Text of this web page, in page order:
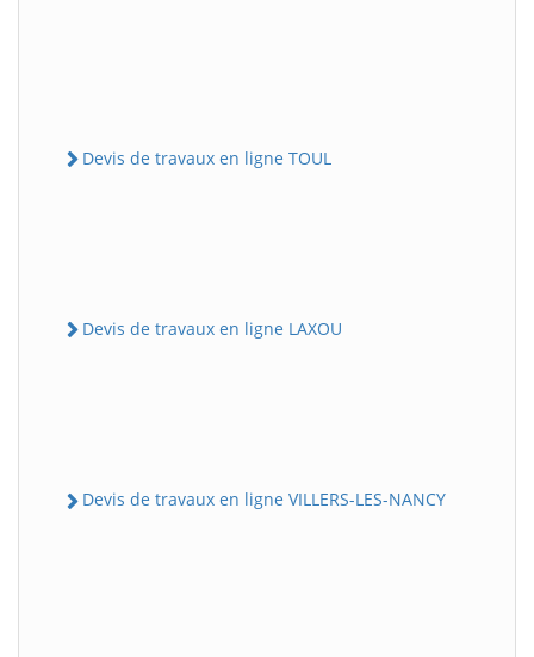
Devis de travaux en ligne TOUL
Devis de travaux en ligne LAXOU
Devis de travaux en ligne VILLERS-LES-NANCY